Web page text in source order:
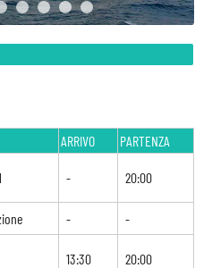
ARRIVO PARTENZA
- 20:00
- -
13:30 20:00